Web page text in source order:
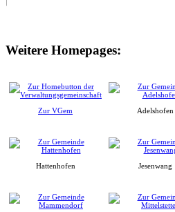
Weitere Homepages:
Zur VGem Adelshofen
Hattenhofen Jesenwang